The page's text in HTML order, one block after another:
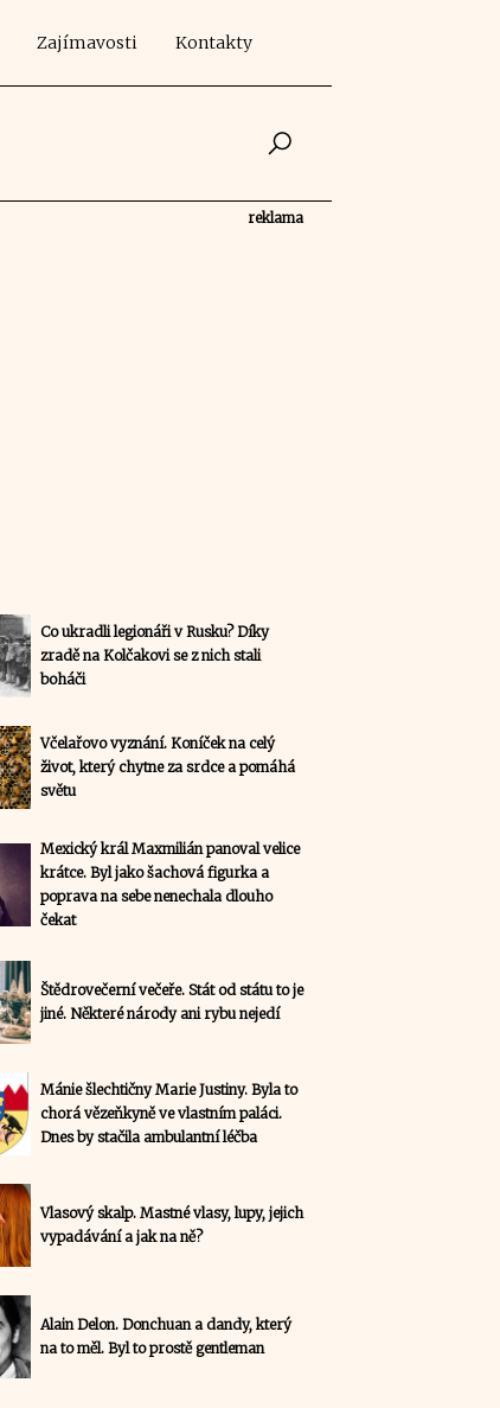
Zajímavosti Kontakty
reklama
Co ukradli legionáři v Rusku? Díky
zradě na Kolčakovi se z nich stali
boháči
Včelařovo vyznání. Koníček na celý
život, který chytne za srdce a pomáhá
světu
Mexický král Maxmilián panoval velice
krátce. Byl jako šachová figurka a
poprava na sebe nenechala dlouho
čekat
Štědrovečerní večeře. Stát od státu to je
jiné. Některé národy ani rybu nejedí
Mánie šlechtičny Marie Justiny. Byla to
chorá vězeňkyně ve vlastním paláci.
Dnes by stačila ambulantní léčba
Vlasový skalp. Mastné vlasy, lupy, jejich
vypadávání a jak na ně?
Alain Delon. Donchuan a dandy, který
na to měl. Byl to prostě gentleman